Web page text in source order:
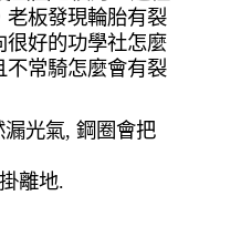
老板發現輪胎有裂
很好的功學社怎麼
不常騎怎麼會有裂
光氣, 鋼圈會把
離地.